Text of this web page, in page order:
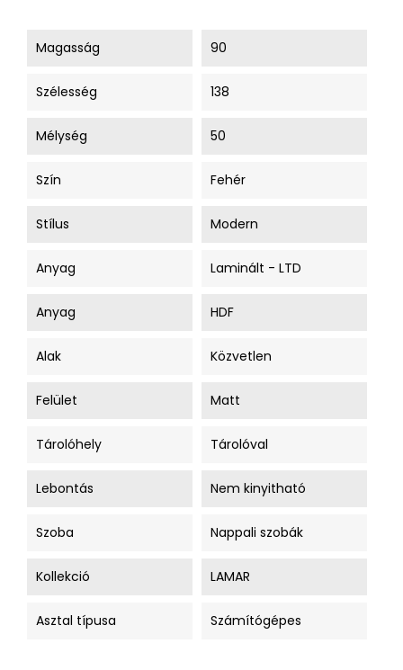
Magasság 90
Szélesség 138
Mélység 50
Szín Fehér
Stílus Modern
Anyag Laminált - LTD
Anyag HDF
Alak Közvetlen
Felület Matt
Tárolóhely Tárolóval
Lebontás Nem kinyitható
Szoba Nappali szobák
Kollekció LAMAR
Asztal típusa Számítógépes